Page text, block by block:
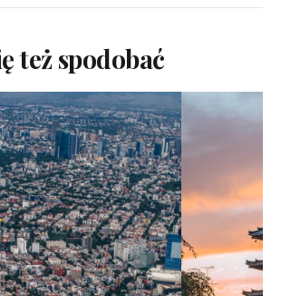
też spodobać